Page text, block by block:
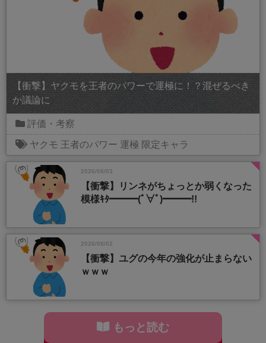
【衝撃】ヤクモを王者のパワーで運極に！？混ぜるべき
か議論に
評価・考察
ヤクモ 王者のパワー 運極 限定キャラ
2026/08/03
【衝撃】リンネがちょっとか弱くなった
模様ｷﾀ━━━(ﾟ∀ﾟ)━━━!!
2026/08/02
【衝撃】ユグの今年の強化が止まらない
ｗｗｗ
もっと読む